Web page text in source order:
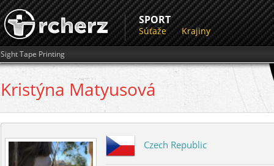
SPORT
Súťaže Krajiny
Sight Tape Printing
Kristýna Matyusová
Czech Republic